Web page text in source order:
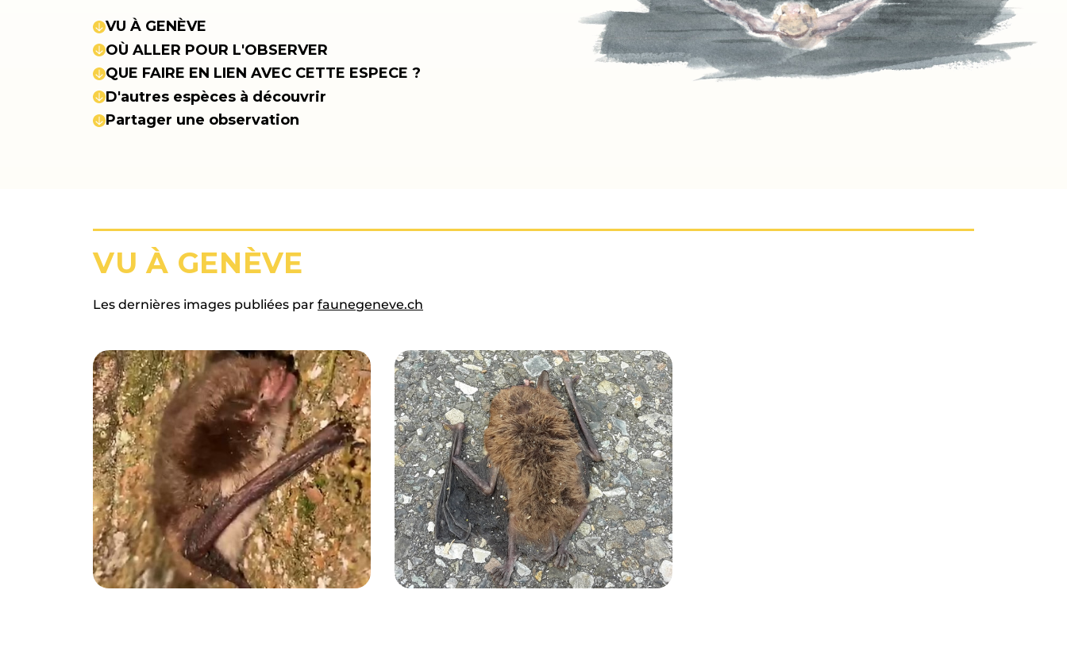
VU À GENÈVE
OÙ ALLER POUR L'OBSERVER
QUE FAIRE EN LIEN AVEC CETTE ESPECE ?
D'autres espèces à découvrir
Partager une observation
VU À GENÈVE
Les dernières images publiées par faunegeneve.ch